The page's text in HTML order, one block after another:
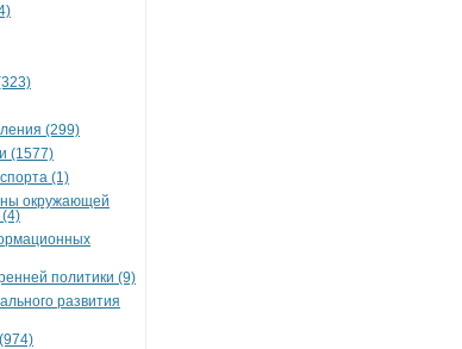
(299)
(1577)
(1)
окружающей
(4)
политики (9)
развития